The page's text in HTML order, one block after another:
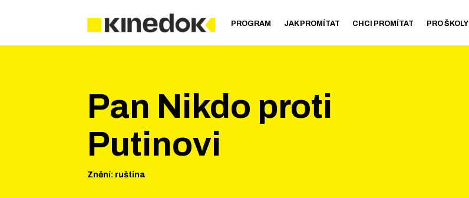
PROGRAM JAK PROMÍTAT CHCI PROMÍTAT PRO ŠKOLY
Pan Nikdo proti
Putinovi
Znění: ruština